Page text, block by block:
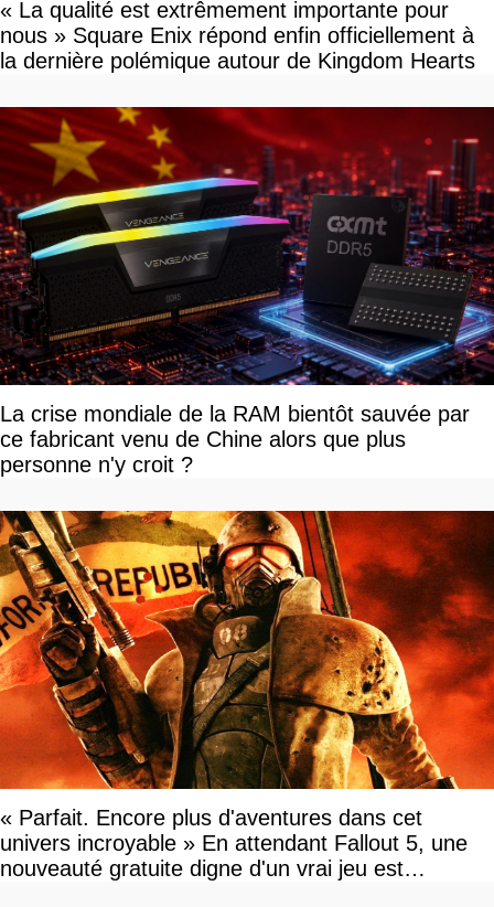
« La qualité est extrêmement importante pour
nous » Square Enix répond enfin officiellement à
la dernière polémique autour de Kingdom Hearts
La crise mondiale de la RAM bientôt sauvée par
ce fabricant venu de Chine alors que plus
personne n'y croit ?
« Parfait. Encore plus d'aventures dans cet
univers incroyable » En attendant Fallout 5, une
nouveauté gratuite digne d'un vrai jeu est